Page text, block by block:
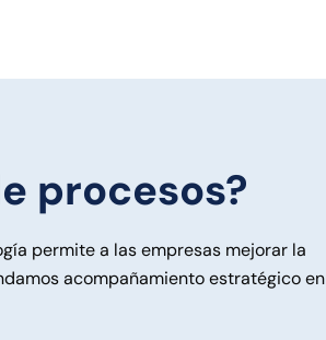
procesos?
permite a las empresas mejorar la
acompañamiento estratégico en